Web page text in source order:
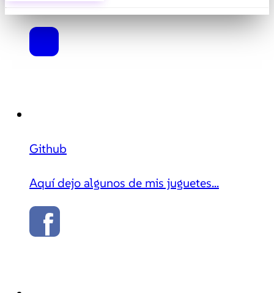
Github
Aquí dejo algunos de mis juguetes...